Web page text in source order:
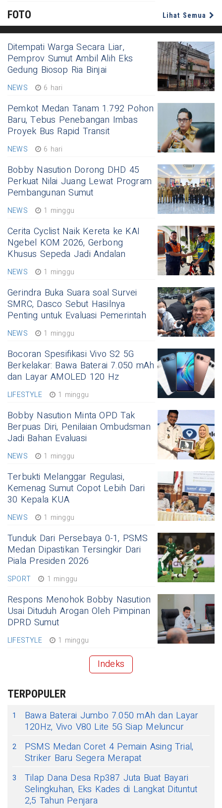
FOTO Lihat Semua
Ditempati Warga Secara Liar,
Pemprov Sumut Ambil Alih Eks
Gedung Biosop Ria Binjai
NEWS 6 hari
Pemkot Medan Tanam 1.792 Pohon
Baru, Tebus Penebangan Imbas
Proyek Bus Rapid Transit
NEWS 6 hari
Bobby Nasution Dorong DHD 45
Perkuat Nilai Juang Lewat Program
Pembangunan Sumut
NEWS 1 minggu
Cerita Cyclist Naik Kereta ke KAI
Ngebel KOM 2026, Gerbong
Khusus Sepeda Jadi Andalan
NEWS 1 minggu
Gerindra Buka Suara soal Survei
SMRC, Dasco Sebut Hasilnya
Penting untuk Evaluasi Pemerintah
NEWS 1 minggu
Bocoran Spesifikasi Vivo S2 5G
Berkelakar: Bawa Baterai 7.050 mAh
dan Layar AMOLED 120 Hz
LIFESTYLE 1 minggu
Bobby Nasution Minta OPD Tak
Berpuas Diri, Penilaian Ombudsman
Jadi Bahan Evaluasi
NEWS 1 minggu
Terbukti Melanggar Regulasi,
Kemenag Sumut Copot Lebih Dari
30 Kepala KUA
NEWS 1 minggu
Tunduk Dari Persebaya 0-1, PSMS
Medan Dipastikan Tersingkir Dari
Piala Presiden 2026
SPORT 1 minggu
Respons Menohok Bobby Nasution
Usai Dituduh Arogan Oleh Pimpinan
DPRD Sumut
LIFESTYLE 1 minggu
Indeks
TERPOPULER
1
Bawa Baterai Jumbo 7.050 mAh dan Layar
120Hz, Vivo V80 Lite 5G Siap Meluncur
2
PSMS Medan Coret 4 Pemain Asing Trial,
Striker Baru Segera Merapat
3
Tilap Dana Desa Rp387 Juta Buat Bayari
Selingkuhan, Eks Kades di Langkat Dituntut
2,5 Tahun Penjara